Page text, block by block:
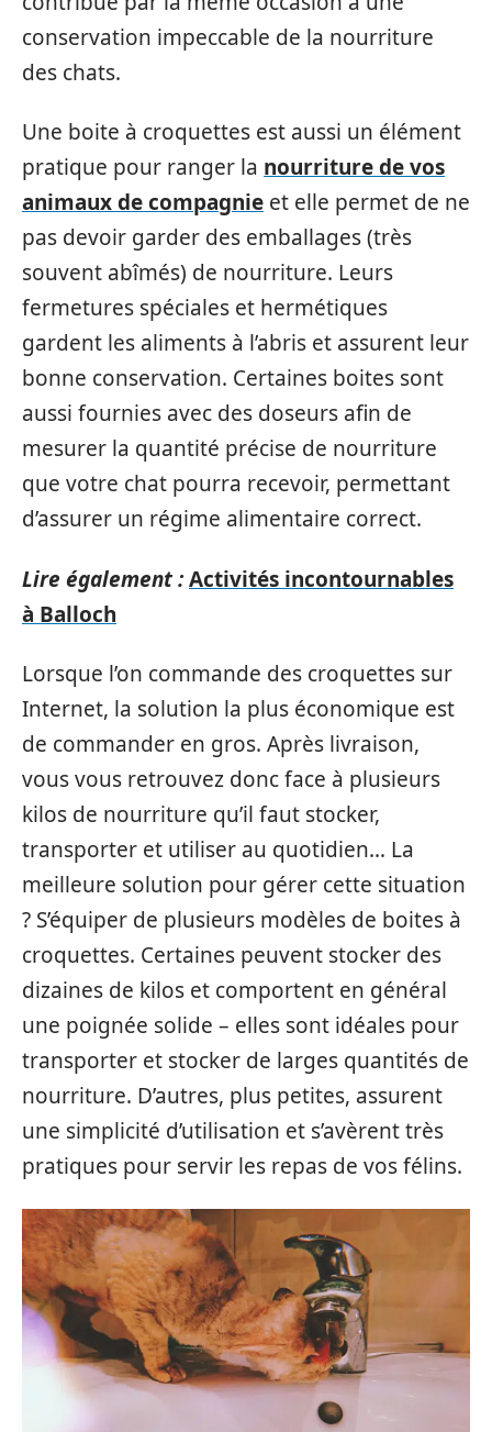
conservation impeccable de la nourriture
des chats.
Une boite à croquettes est aussi un élément
pratique pour ranger la nourriture de vos
animaux de compagnie et elle permet de ne
pas devoir garder des emballages (très
souvent abîmés) de nourriture. Leurs
fermetures spéciales et hermétiques
gardent les aliments à l’abris et assurent leur
bonne conservation. Certaines boites sont
aussi fournies avec des doseurs afin de
mesurer la quantité précise de nourriture
que votre chat pourra recevoir, permettant
d’assurer un régime alimentaire correct.
Lire également :Activités incontournables
à Balloch
Lorsque l’on commande des croquettes sur
Internet, la solution la plus économique est
de commander en gros. Après livraison,
vous vous retrouvez donc face à plusieurs
kilos de nourriture qu’il faut stocker,
transporter et utiliser au quotidien… La
meilleure solution pour gérer cette situation
? S’équiper de plusieurs modèles de boites à
croquettes. Certaines peuvent stocker des
dizaines de kilos et comportent en général
une poignée solide – elles sont idéales pour
transporter et stocker de larges quantités de
nourriture. D’autres, plus petites, assurent
une simplicité d’utilisation et s’avèrent très
pratiques pour servir les repas de vos félins.